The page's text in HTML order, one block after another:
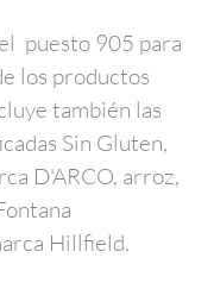
puesto 905 para
los productos
también las
Sin Gluten,
D'ARCO, arroz,
Hillfield.